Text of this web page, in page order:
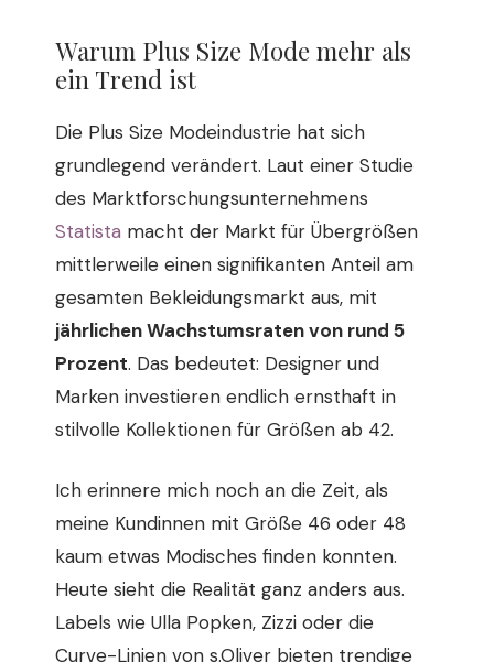
Warum Plus Size Mode mehr als
ein Trend ist
Die Plus Size Modeindustrie hat sich
grundlegend verändert. Laut einer Studie
des Marktforschungsunternehmens
Statista macht der Markt für Übergrößen
mittlerweile einen signifikanten Anteil am
gesamten Bekleidungsmarkt aus, mit
jährlichen Wachstumsraten von rund 5
Prozent. Das bedeutet: Designer und
Marken investieren endlich ernsthaft in
stilvolle Kollektionen für Größen ab 42.
Ich erinnere mich noch an die Zeit, als
meine Kundinnen mit Größe 46 oder 48
kaum etwas Modisches finden konnten.
Heute sieht die Realität ganz anders aus.
Labels wie Ulla Popken, Zizzi oder die
Curve-Linien von s.Oliver bieten trendige